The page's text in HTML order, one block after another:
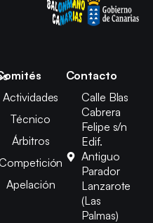
Actividades
Técnico
Árbitros
Apelación
Contacto
Calle Blas
Cabrera
Felipe s/n
Edif.
Antiguo
Parador
Lanzarote
(Las
Palmas)